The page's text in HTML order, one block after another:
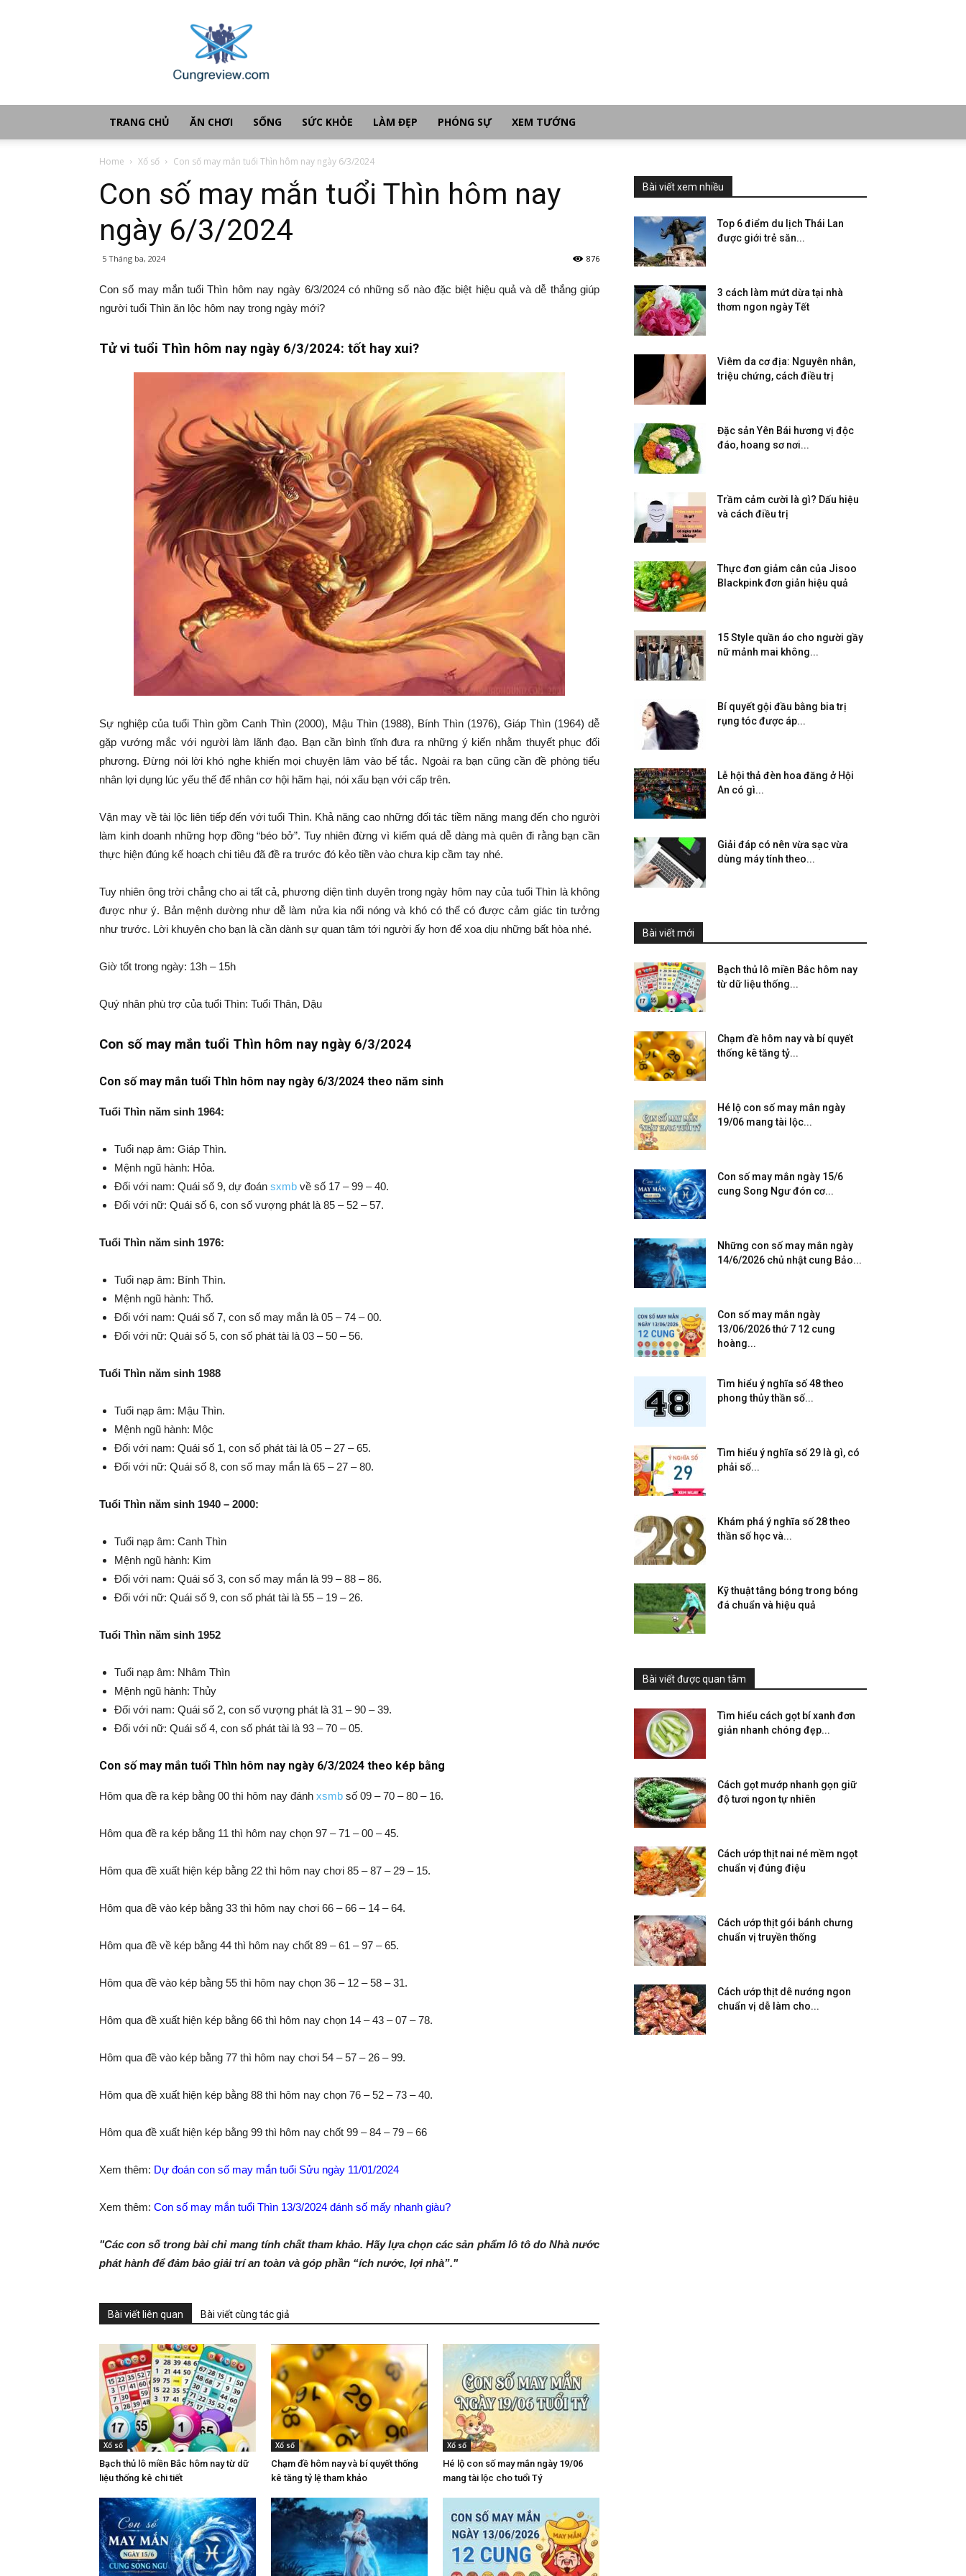
TRANG CHỦ ĂN CHƠI SỐNG SỨC KHỎE LÀM ĐẸP PHÓNG SỰ XEM TƯỚNG
Home Xổ số Con số may mắn tuổi Thìn hôm nay ngày 6/3/2024
Con số may mắn tuổi Thìn hôm nay
ngày 6/3/2024
5 Tháng ba, 2024 876
Con số may mắn tuổi Thìn hôm nay ngày 6/3/2024 có những số nào đặc biệt hiệu quả và dễ thắng giúp
người tuổi Thìn ăn lộc hôm nay trong ngày mới?
Tử vi tuổi Thìn hôm nay ngày 6/3/2024: tốt hay xui?
Sự nghiệp của tuổi Thìn gồm Canh Thìn (2000), Mậu Thìn (1988), Bính Thìn (1976), Giáp Thìn (1964) dễ
gặp vướng mắc với người làm lãnh đạo. Bạn cần bình tĩnh đưa ra những ý kiến nhằm thuyết phục đối
phương. Đừng nói lời khó nghe khiến mọi chuyện lâm vào bế tắc. Ngoài ra bạn cũng cần đề phòng tiểu
nhân lợi dụng lúc yếu thế để nhân cơ hội hãm hại, nói xấu bạn với cấp trên.
Vận may về tài lộc liên tiếp đến với tuổi Thìn. Khả năng cao những đối tác tiềm năng mang đến cho người
làm kinh doanh những hợp đồng “béo bở”. Tuy nhiên đừng vì kiếm quá dễ dàng mà quên đi rằng bạn cần
thực hiện đúng kế hoạch chi tiêu đã đề ra trước đó kẻo tiền vào chưa kịp cầm tay nhé.
Tuy nhiên ông trời chẳng cho ai tất cả, phương diện tình duyên trong ngày hôm nay của tuổi Thìn là không
được như ý. Bản mệnh dường như dễ làm nửa kia nổi nóng và khó có thể có được cảm giác tin tưởng
như trước. Lời khuyên cho bạn là cần dành sự quan tâm tới người ấy hơn để xoa dịu những bất hòa nhé.
Giờ tốt trong ngày: 13h – 15h
Quý nhân phù trợ của tuổi Thìn: Tuổi Thân, Dậu
Con số may mắn tuổi Thìn hôm nay ngày 6/3/2024
Con số may mắn tuổi Thìn hôm nay ngày 6/3/2024 theo năm sinh
Tuổi Thìn năm sinh 1964:
Tuổi nạp âm: Giáp Thìn.
Mệnh ngũ hành: Hỏa.
Đối với nam: Quái số 9, dự đoán sxmb về số 17 – 99 – 40.
Đối với nữ: Quái số 6, con số vượng phát là 85 – 52 – 57.
Tuổi Thìn năm sinh 1976:
Tuổi nạp âm: Bính Thìn.
Mệnh ngũ hành: Thổ.
Đối với nam: Quái số 7, con số may mắn là 05 – 74 – 00.
Đối với nữ: Quái số 5, con số phát tài là 03 – 50 – 56.
Tuổi Thìn năm sinh 1988
Tuổi nạp âm: Mậu Thìn.
Mệnh ngũ hành: Mộc
Đối với nam: Quái số 1, con số phát tài là 05 – 27 – 65.
Đối với nữ: Quái số 8, con số may mắn là 65 – 27 – 80.
Tuổi Thìn năm sinh 1940 – 2000:
Tuổi nạp âm: Canh Thìn
Mệnh ngũ hành: Kim
Đối với nam: Quái số 3, con số may mắn là 99 – 88 – 86.
Đối với nữ: Quái số 9, con số phát tài là 55 – 19 – 26.
Tuổi Thìn năm sinh 1952
Tuổi nạp âm: Nhâm Thìn
Mệnh ngũ hành: Thủy
Đối với nam: Quái số 2, con số vượng phát là 31 – 90 – 39.
Đối với nữ: Quái số 4, con số phát tài là 93 – 70 – 05.
Con số may mắn tuổi Thìn hôm nay ngày 6/3/2024 theo kép bằng
Hôm qua đề ra kép bằng 00 thì hôm nay đánh xsmb số 09 – 70 – 80 – 16.
Hôm qua đề ra kép bằng 11 thì hôm nay chọn 97 – 71 – 00 – 45.
Hôm qua đề xuất hiện kép bằng 22 thì hôm nay chơi 85 – 87 – 29 – 15.
Hôm qua đề vào kép bằng 33 thì hôm nay chơi 66 – 66 – 14 – 64.
Hôm qua đề về kép bằng 44 thì hôm nay chốt 89 – 61 – 97 – 65.
Hôm qua đề vào kép bằng 55 thì hôm nay chọn 36 – 12 – 58 – 31.
Hôm qua đề xuất hiện kép bằng 66 thì hôm nay chọn 14 – 43 – 07 – 78.
Hôm qua đề vào kép bằng 77 thì hôm nay chơi 54 – 57 – 26 – 99.
Hôm qua đề xuất hiện kép bằng 88 thì hôm nay chọn 76 – 52 – 73 – 40.
Hôm qua đề xuất hiện kép bằng 99 thì hôm nay chốt 99 – 84 – 79 – 66
Xem thêm: Dự đoán con số may mắn tuổi Sửu ngày 11/01/2024
Xem thêm: Con số may mắn tuổi Thìn 13/3/2024 đánh số mấy nhanh giàu?
"Các con số trong bài chỉ mang tính chất tham khảo. Hãy lựa chọn các sản phẩm lô tô do Nhà nước
phát hành để đảm bảo giải trí an toàn và góp phần “ích nước, lợi nhà”."
Bài viết liên quan Bài viết cùng tác giả
Xổ số
Bạch thủ lô miền Bắc hôm nay từ dữ
liệu thống kê chi tiết
Xổ số
Chạm đề hôm nay và bí quyết thống
kê tăng tỷ lệ tham khảo
Xổ số
Hé lộ con số may mắn ngày 19/06
mang tài lộc cho tuổi Tý
Bài viết xem nhiều
Top 6 điểm du lịch Thái Lan
được giới trẻ săn...
3 cách làm mứt dừa tại nhà
thơm ngon ngày Tết
Viêm da cơ địa: Nguyên nhân,
triệu chứng, cách điều trị
Đặc sản Yên Bái hương vị độc
đáo, hoang sơ nơi...
Trầm cảm cười là gì? Dấu hiệu
và cách điều trị
Thực đơn giảm cân của Jisoo
Blackpink đơn giản hiệu quả
15 Style quần áo cho người gầy
nữ mảnh mai không...
Bí quyết gội đầu bằng bia trị
rụng tóc được áp...
Lễ hội thả đèn hoa đăng ở Hội
An có gì...
Giải đáp có nên vừa sạc vừa
dùng máy tính theo...
Bài viết mới
Bạch thủ lô miền Bắc hôm nay
từ dữ liệu thống...
Chạm đề hôm nay và bí quyết
thống kê tăng tỷ...
Hé lộ con số may mắn ngày
19/06 mang tài lộc...
Con số may mắn ngày 15/6
cung Song Ngư đón cơ...
Những con số may mắn ngày
14/6/2026 chủ nhật cung Bảo...
Con số may mắn ngày
13/06/2026 thứ 7 12 cung
hoàng...
Tìm hiểu ý nghĩa số 48 theo
phong thủy thần số...
Tìm hiểu ý nghĩa số 29 là gì, có
phải số...
Khám phá ý nghĩa số 28 theo
thần số học và...
Kỹ thuật tâng bóng trong bóng
đá chuẩn và hiệu quả
Bài viết được quan tâm
Tìm hiểu cách gọt bí xanh đơn
giản nhanh chóng đẹp...
Cách gọt mướp nhanh gọn giữ
độ tươi ngon tự nhiên
Cách ướp thịt nai né mềm ngọt
chuẩn vị đúng điệu
Cách ướp thịt gói bánh chưng
chuẩn vị truyền thống
Cách ướp thịt dê nướng ngon
chuẩn vị dễ làm cho...